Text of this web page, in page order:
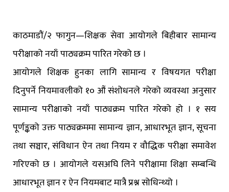
काठमाडौं/२ फागुन—शिक्षक सेवा आयोगले बिहीबार सामान्य
परीक्षाको नयाँ पाठ्यक्रम पारित गरेको छ ।
आयोगले शिक्षक हुनका लागि सामान्य र विषयगत परीक्षा
दिनुपर्ने नियमावलीको १० औं संशोधनले गरेको व्यवस्था अनुसार
सामान्य परीक्षाको नयाँ पाठ्यक्रम पारित गरेको हो । १ सय
पूर्णङ्कको उक्त पाठ्यक्रममा सामान्य ज्ञान, आधारभूत ज्ञान, सूचना
तथा सञ्चार, संविधान ऐन तथा नियम र वौद्धिक परीक्षा समावेश
गरिएको छ । आयोगले यसअघि लिने परीक्षामा शिक्षा सम्बन्धि
आधारभूत ज्ञान र ऐन नियमबाट मात्रै प्रश्न सोधिन्थ्यो ।